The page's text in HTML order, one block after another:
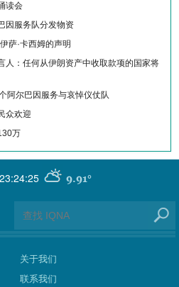
读会
因服务队分发物资
萨·卡西姆的声明
人：任何从伊朗资产中收取款项的国家将
阿尔巴因服务与哀悼仪仗队
众欢迎
万
9.91°
关于我们
联系我们